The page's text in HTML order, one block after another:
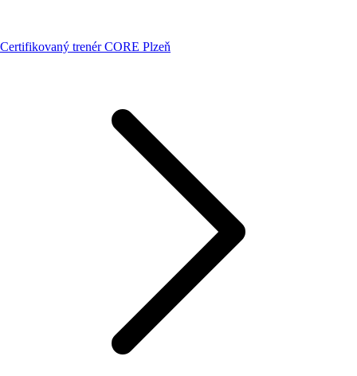
Certifikovaný trenér CORE Plzeň